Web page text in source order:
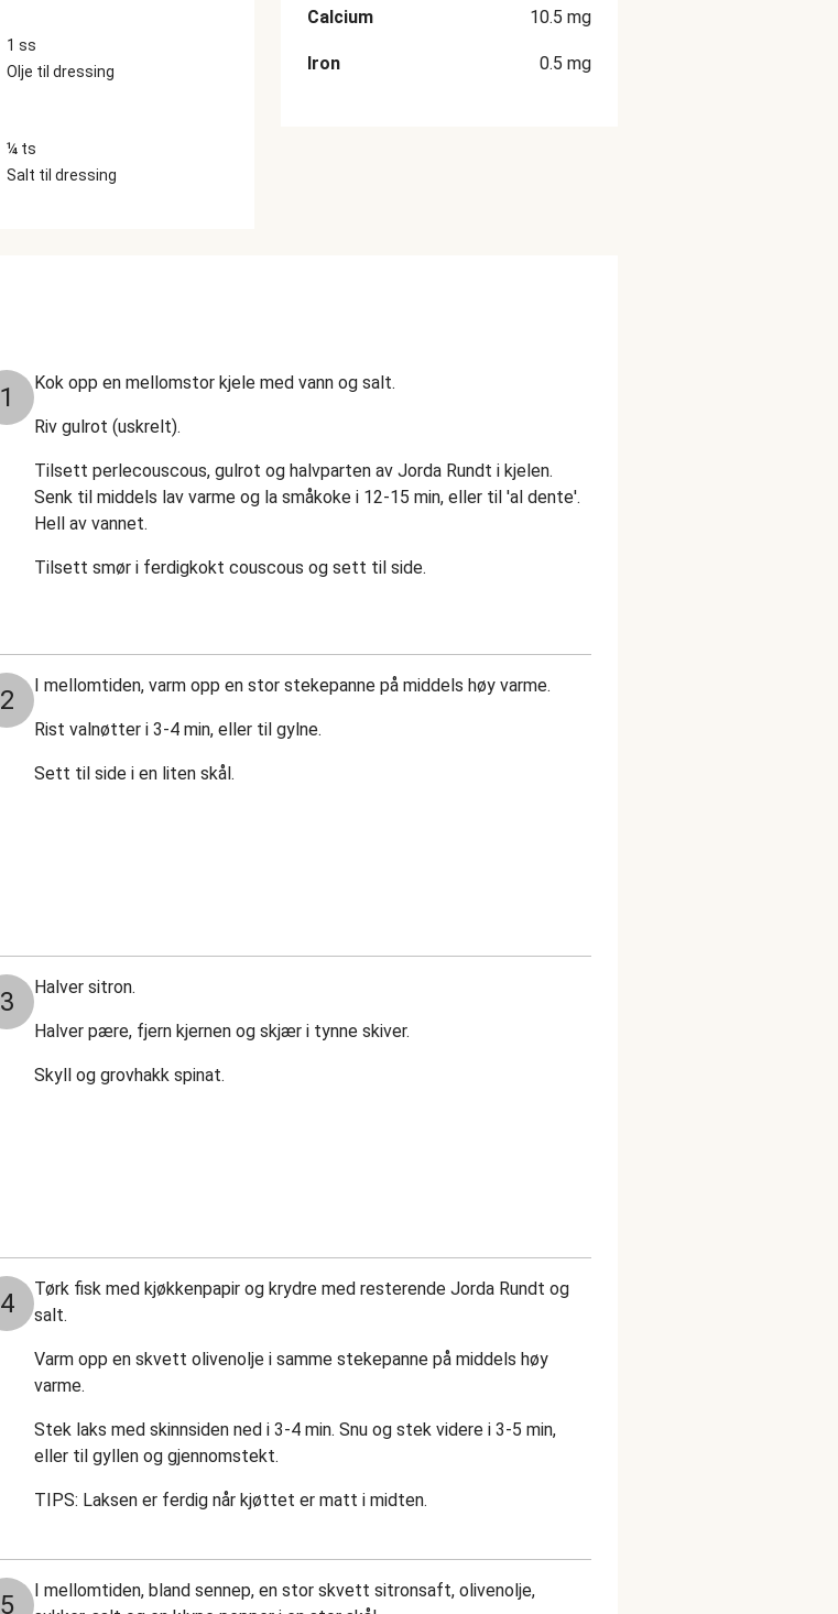
1 ss
Olje til dressing
¼ ts
Salt til dressing
Calcium 10.5 mg
Iron 0.5 mg
1 Kok opp en mellomstor kjele med vann og salt.
Riv gulrot (uskrelt).
Tilsett perlecouscous, gulrot og halvparten av Jorda Rundt i kjelen.
Senk til middels lav varme og la småkoke i 12-15 min, eller til 'al dente'.
Hell av vannet.
Tilsett smør i ferdigkokt couscous og sett til side.
2 I mellomtiden, varm opp en stor stekepanne på middels høy varme.
Rist valnøtter i 3-4 min, eller til gylne.
Sett til side i en liten skål.
3 Halver sitron.
Halver pære, fjern kjernen og skjær i tynne skiver.
Skyll og grovhakk spinat.
4
Tørk fisk med kjøkkenpapir og krydre med resterende Jorda Rundt og
salt.
Varm opp en skvett olivenolje i samme stekepanne på middels høy
varme.
Stek laks med skinnsiden ned i 3-4 min. Snu og stek videre i 3-5 min,
eller til gyllen og gjennomstekt.
TIPS: Laksen er ferdig når kjøttet er matt i midten.
5
I mellomtiden, bland sennep, en stor skvett sitronsaft, olivenolje,